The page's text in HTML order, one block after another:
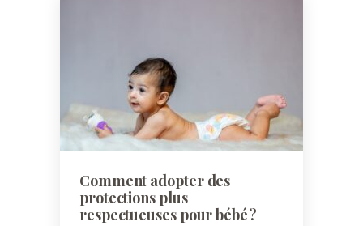
Comment adopter des
protections plus
respectueuses pour bébé ?